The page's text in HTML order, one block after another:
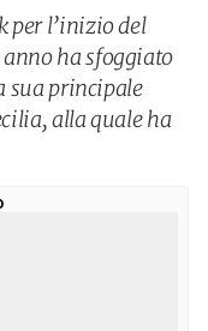
per l’inizio del
ha sfoggiato
sua principale
alla quale ha